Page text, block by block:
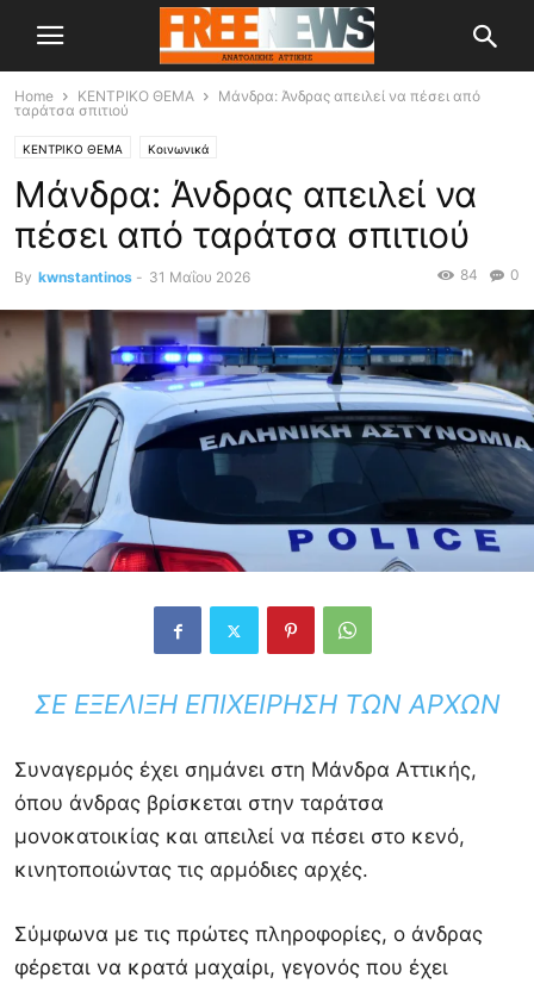
Home ΚΕΝΤΡΙΚΟ ΘΕΜΑ
Μάνδρα: Άνδρας απειλεί να πέσει από
ταράτσα σπιτιού
ΚΕΝΤΡΙΚΟ ΘΕΜΑ Κοινωνικά
Μάνδρα: Άνδρας απειλεί να
πέσει από ταράτσα σπιτιού
By kwnstantinos - 31 Μαΐου 2026 0
84
ΣΕ ΕΞΈΛΙΞΗ ΕΠΙΧΕΊΡΗΣΗ ΤΩΝ ΑΡΧΏΝ
Συναγερμός έχει σημάνει στη Μάνδρα Αττικής,
όπου άνδρας βρίσκεται στην ταράτσα
μονοκατοικίας και απειλεί να πέσει στο κενό,
κινητοποιώντας τις αρμόδιες αρχές.
Σύμφωνα με τις πρώτες πληροφορίες, ο άνδρας
φέρεται να κρατά μαχαίρι, γεγονός που έχει